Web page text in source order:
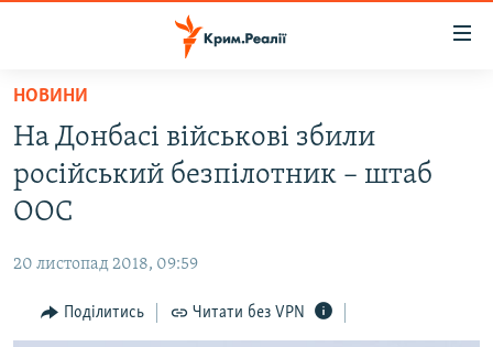
Перейти
основного
матеріалу
Перейти
до
основної
Перейти
до
ВОДА.КРИМ
ВІДЕО ТА ФОТО
БЛОГИ
ПОГЛЯД
НОВИНИ
На Донбасі військові збили
російський безпілотник – штаб
ООС
20 листопад 2018, 09:59
Поділитись Читати без VPN